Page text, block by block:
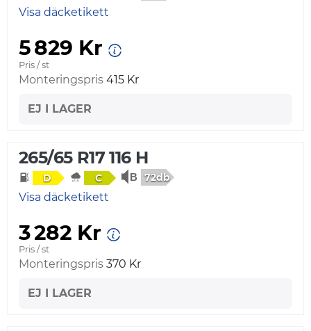
Visa däcketikett
5 829 Kr
Pris / st
Monteringspris 415 Kr
EJ I LAGER
265/65 R17 116 H
D C 72db
Visa däcketikett
3 282 Kr
Pris / st
Monteringspris 370 Kr
EJ I LAGER